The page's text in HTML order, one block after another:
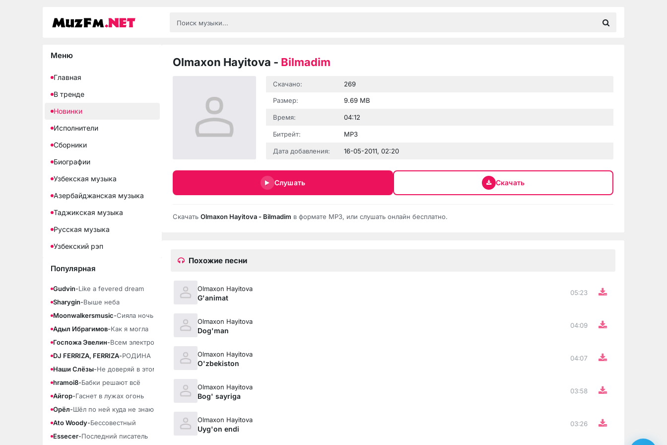
Меню
Главная
В тренде
Новинки
Исполнители
Сборники
Биографии
Узбекская музыка
Азербайджанская музыка
Таджикская музыка
Русская музыка
Узбекский рэп
Популярная
Gudvin-Like a fevered dream
Sharygin-Выше неба
Moonwalkersmusic-Сияла ночь
Адыл Ибрагимов-Как я могла
Госпожа Эвелин-Всем электрощиток
DJ FERRIZA, FERRIZA-РОДИНА
Наши Слёзы-Не доверяй в этом мире никому
hramoi8-Бабки решают всё
Айгор-Гаснет в лужах огонь
Орёл-Шёл по ней куда не знаю
Ato Woody-Бессовестный
Essecer-Последний писатель
Olmaxon Hayitova - Bilmadim
Скачано: 269
Размер: 9.69 MB
Время: 04:12
Битрейт: MP3
Дата добавления: 16-05-2011, 02:20
Слушать Скачать
Скачать Olmaxon Hayitova - Bilmadim в формате MP3, или слушать онлайн бесплатно.
Похожие песни
Olmaxon Hayitova
G'animat
05:23
Olmaxon Hayitova
Dog'man
04:09
Olmaxon Hayitova
O'zbekiston
04:07
Olmaxon Hayitova
Bog' sayriga
03:58
Olmaxon Hayitova
Uyg'on endi
03:26